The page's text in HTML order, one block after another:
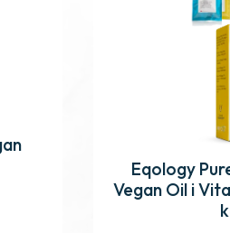
Eqology
Vegan Oil i